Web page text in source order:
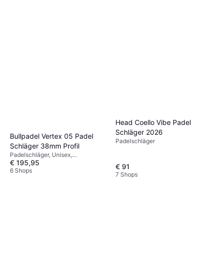
Bullpadel Vertex 05 Padel
Schläger 38mm Profil
Padelschläger, Unisex,
Erwachsene
€ 195,95
6 Shops
Head Coello Vibe Padel
Schläger 2026
Padelschläger
€ 91
7 Shops